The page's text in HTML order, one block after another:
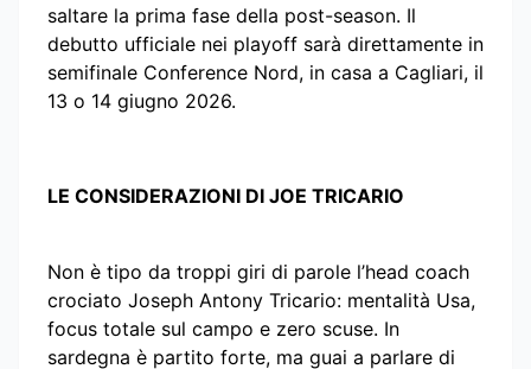
saltare la prima fase della post-season. Il
debutto ufficiale nei playoff sarà direttamente in
semifinale Conference Nord, in casa a Cagliari, il
13 o 14 giugno 2026.
LE CONSIDERAZIONI DI JOE TRICARIO
Non è tipo da troppi giri di parole l’head coach
crociato Joseph Antony Tricario: mentalità Usa,
focus totale sul campo e zero scuse. In
sardegna è partito forte, ma guai a parlare di